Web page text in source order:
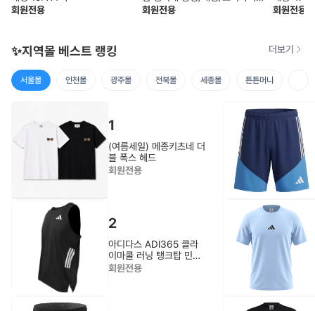
회원전용
트/라이너 10팩세트
회원전용
회원전용
✨지역몰 베스트 랭킹 더보기
서울몰 인천몰 광주몰 전북몰 세종몰 튼튼머니
1
(여름세일) 메종키츠네 더
블 폭스 헤드
회원전용
2
아디다스 ADI365 클라
이마쿨 러닝 탱크탑 민소
매티(JZ6544)
회원전용